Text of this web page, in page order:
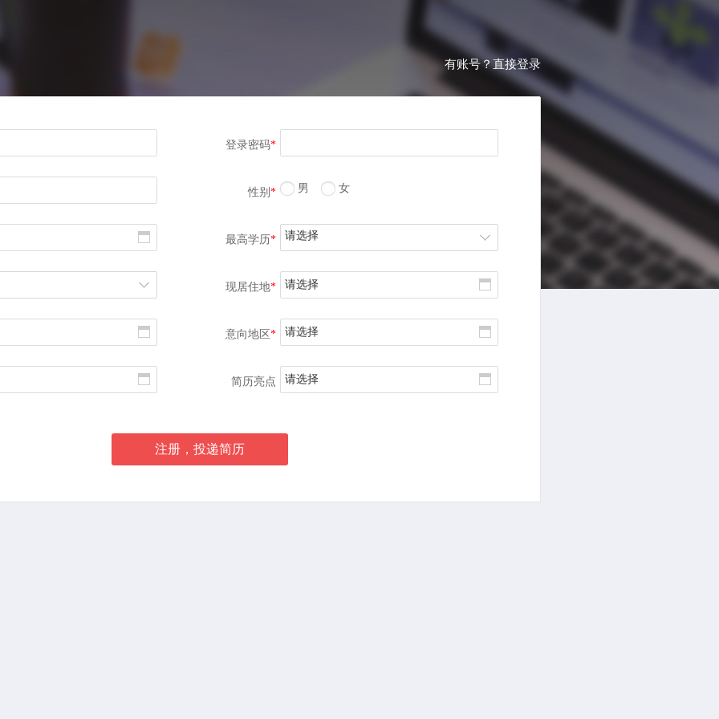
有账号？直接登录
登录密码*
性别 * 男 女
最高学历* 请选择
现居住地* 请选择
意向地区* 请选择
简历亮点 请选择
注册，投递简历